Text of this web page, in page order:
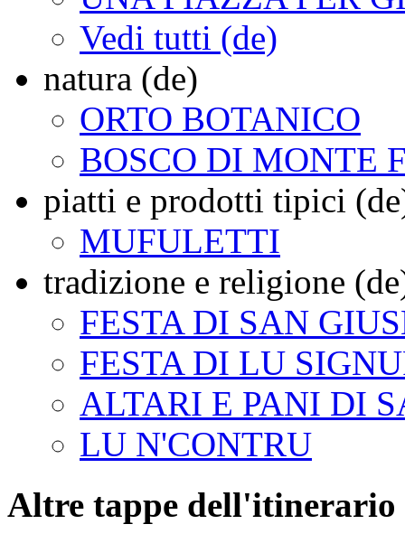
Vedi tutti (de)
natura (de)
ORTO BOTANICO
BOSCO DI MONTE
piatti e prodotti tipici
MUFULETTI
tradizione e religione
FESTA DI SAN
FESTA DI LU
ALTARI E PANI DI
LU N'CONTRU
Altre tappe dell'itinerario